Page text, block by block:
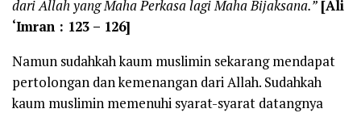
dari Allah yang Maha Perkasa lagi Maha Bijaksana.” [Ali
‘Imran : 123 – 126]
Namun sudahkah kaum muslimin sekarang mendapat
pertolongan dan kemenangan dari Allah. Sudahkah
kaum muslimin memenuhi syarat-syarat datangnya